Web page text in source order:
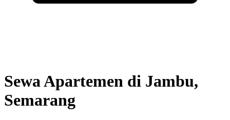
Sewa Apartemen di Jambu,
Semarang